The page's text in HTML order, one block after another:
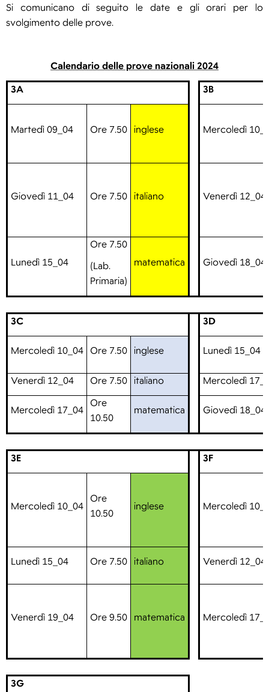
Si comunicano di seguito le date e gli orari per lo
svolgimento delle prove.
Calendario delle prove nazionali 2024
3A
3B
Martedì 09_04 Ore 7.50 inglese Mercoledì
Giovedì 11_04 Ore 7.50 italiano Venerdì 12_04
Lunedì 15_04
Ore 7.50
(Lab.
Primaria)
matematica Giovedì 18_04
3C 3D
Mercoledì 10_04 Ore 7.50 inglese Lunedì 15_04
Venerdì 12_04 Ore 7.50 italiano Mercoledì
Mercoledì 17_04
Ore
10.50
matematica Giovedì 18_04
3E 3F
Mercoledì 10_04
Ore
10.50
inglese Mercoledì
Lunedì 15_04 Ore 7.50 italiano Venerdì 12_04
Venerdì 19_04 Ore 9.50 matematica Mercoledì
3G